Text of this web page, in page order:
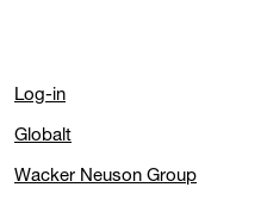
Log-in
Globalt
Wacker Neuson Group